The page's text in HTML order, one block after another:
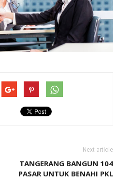
Next article
TANGERANG BANGUN 104
PASAR UNTUK BENAHI PKL